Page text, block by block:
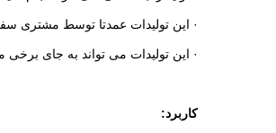
· این تولیدات عمدتا توسط مشتری
· این تولیدات می تواند به جای برخی
کاربرد: